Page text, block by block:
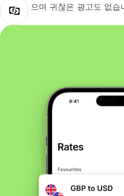
으며 귀찮은 광고도 없습